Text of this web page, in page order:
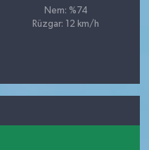
Nem: %74
Rüzgar: 12 km/h